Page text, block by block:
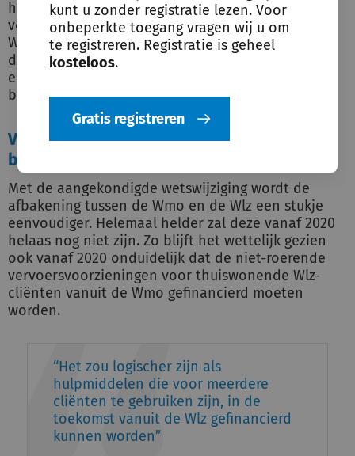
kunt u zonder registratie lezen. Voor
onbeperkte toegang vragen wij u om
te registreren. Registratie is geheel
kosteloos.
Gratis registreren
het wettelijk gezien ook al zo dat deze
voorzieningen voor deze groep cliënten vanuit de
Wlz betaald moeten worden, maar in de praktijk is
dit nog niet altijd het geval. Sommige gemeenten
en zorgverzekeraars verstrekken dit nu nog. De
budgetten zullen hierop aangepast worden.
Volledig heldere afbakening nog niet
bereikt
Met de aangekondigde wetswijziging wordt de
afbakening tussen de Wmo en de Wlz een stukje
eenvoudiger. Helemaal helder zal deze vanaf 2020
helaas nog niet zijn. Zo blijft het wettelijk gezien
ook vanaf 2020 onduidelijk dat de niet-roerende
vervoersvoorzieningen voor thuiswonende Wlz-
cliënten vanuit de Wmo gefinancierd moeten
worden.
Het zou logischer zijn als
hulpmiddelen die voor meerdere
cliënten te gebruiken zijn, in de
toekomst vanuit de Wlz gefinancierd
kunnen worden